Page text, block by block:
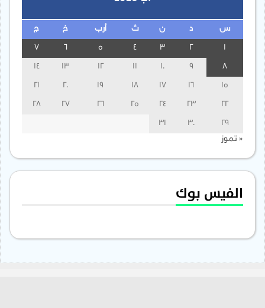
س ن ث أرب خ ج
3
13
14
15
16
17
18
19
20
21
22
23
24
25
26
27
28
29
30
31
« تموز
الفيس بوك